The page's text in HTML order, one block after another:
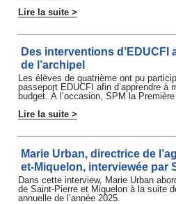
Lire la suite >
Des interventions
de l’archipel
Les élèves de quatrième ont pu
passeport EDUCFI afin d’apprendre à
budget. À l’occasion, SPM la
Lire la suite >
Marie Urban, directrice de
et-Miquelon, interviewée par
Dans cette interview, Marie Urban
de Saint-Pierre et Miquelon à la suite
annuelle de l’année 2025.